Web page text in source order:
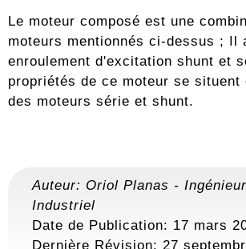
Le moteur composé est une
moteurs mentionnés ci-dessus ; Il
enroulement d'excitation shunt et
propriétés de ce moteur se situent
des moteurs série et shunt.
Auteur: Oriol Planas -
Industriel
Date de Publication: 17 mars
Dernière Révision: 27